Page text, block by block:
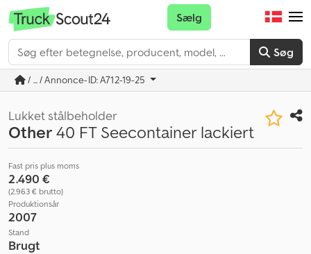
Søg
Sælg
/ ... / Annonce-ID: A712-19-25
Lukket stålbeholder
Other40 FT Seecontainer lackiert
Fast pris plus moms
2.490 €
(2.963 € brutto)
Produktionsår
2007
Stand
Brugt